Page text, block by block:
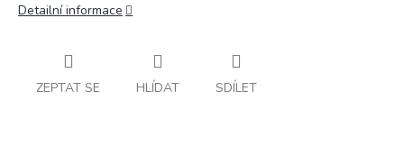
Detailní informace
ZEPTAT SE HLÍDAT SDÍLET